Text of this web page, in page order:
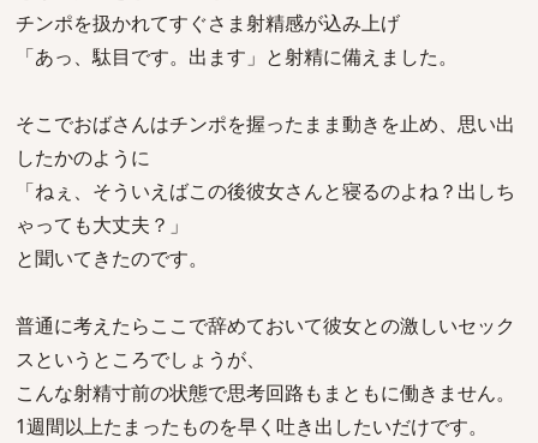
チンポを扱かれてすぐさま射精感が込み上げ
「あっ、駄目です。出ます」と射精に備えました。
そこでおばさんはチンポを握ったまま動きを止め、思い出
したかのように
「ねぇ、そういえばこの後彼女さんと寝るのよね？出しち
ゃっても大丈夫？」
と聞いてきたのです。
普通に考えたらここで辞めておいて彼女との激しいセック
スというところでしょうが、
こんな射精寸前の状態で思考回路もまともに働きません。
1週間以上たまったものを早く吐き出したいだけです。